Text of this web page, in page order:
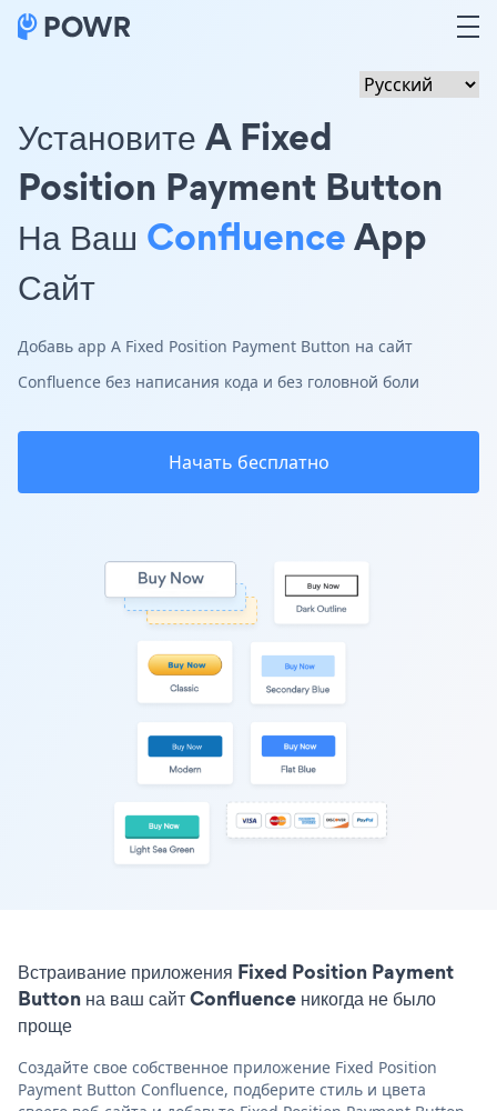
Установите A Fixed
Position Payment Button
На Ваш ConfluenceApp
Сайт
Добавь app A Fixed Position Payment Button на сайт
Confluence без написания кода и без головной боли
Начать бесплатно
Встраивание приложения Fixed Position Payment
Button на ваш сайт Confluence никогда не было
проще
Создайте свое собственное приложение Fixed Position
Payment Button Confluence, подберите стиль и цвета